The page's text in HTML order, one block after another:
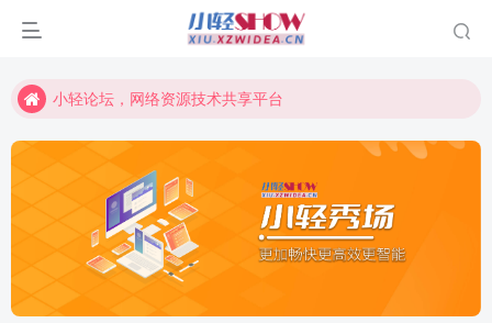
小轻论坛，网络资源技术共享平台
小轻论坛，网络资源技术共享平台